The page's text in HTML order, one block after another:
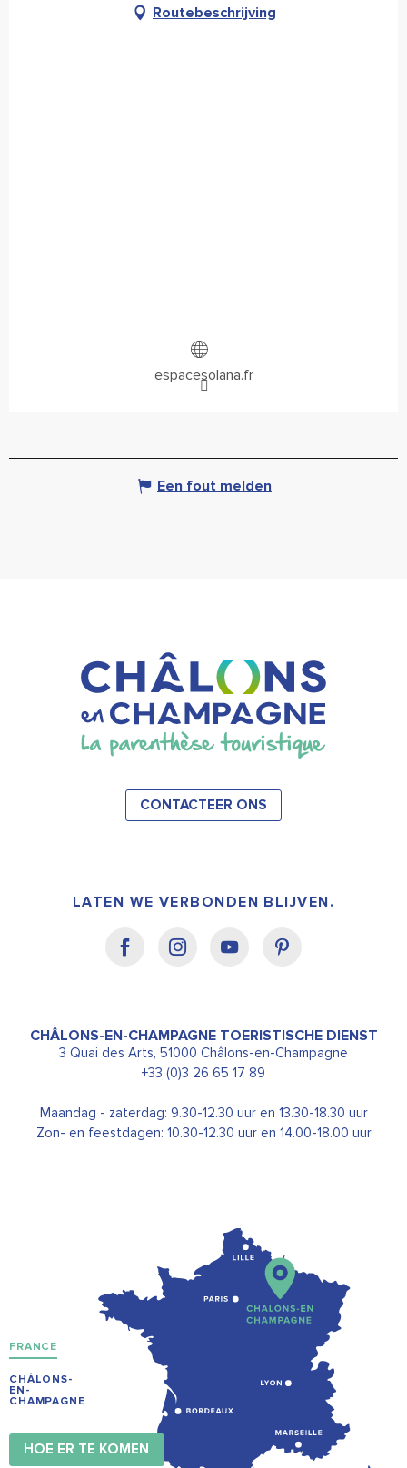
Routebeschrijving
espacesolana.fr
Een fout melden
CONTACTEER ONS
LATEN WE VERBONDEN BLIJVEN.
CHÂLONS-EN-CHAMPAGNE TOERISTISCHE DIENST
3 Quai des Arts, 51000 Châlons-en-Champagne
+33 (0)3 26 65 17 89
Maandag - zaterdag: 9.30-12.30 uur en 13.30-18.30 uur
Zon- en feestdagen: 10.30-12.30 uur en 14.00-18.00 uur
FRANCE
CHÂLONS-
EN-
CHAMPAGNE
HOE ER TE KOMEN